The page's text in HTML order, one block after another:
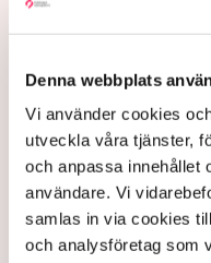
Denna webbplats
Vi använder cookies
utveckla våra tjänster,
och anpassa innehållet
användare. Vi
samlas in via cookies
och analysföretag som
SKF:s